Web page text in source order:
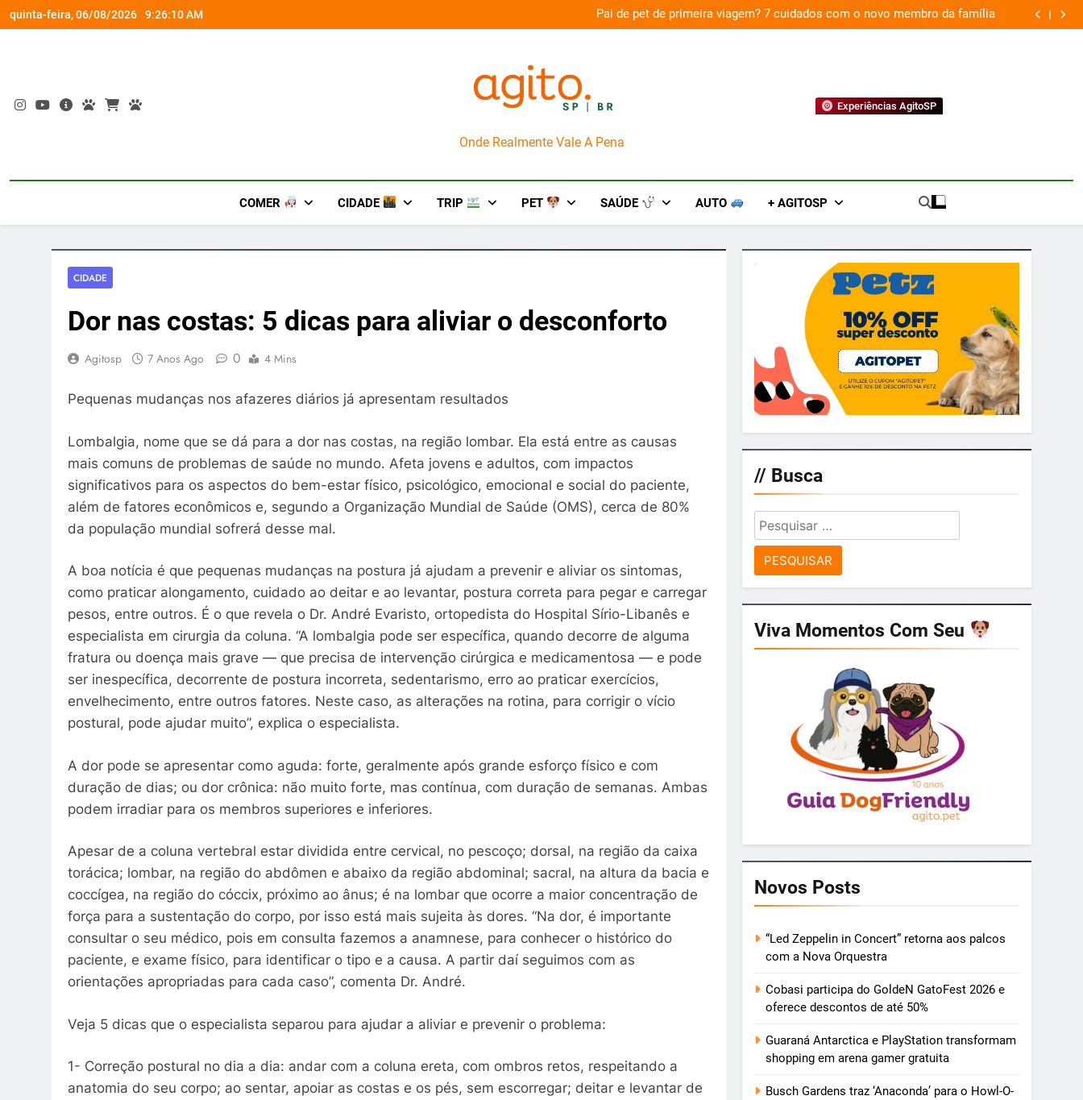
Skip
to
quinta-feira, 06/08/2026 9:26:11 AM
gamer gratuita Pai de pet de primeira viagem? 7 cuidados com o novo membro da família
AgitoSP
Onde Realmente Vale A Pena
Experiências AgitoSP
COMER CIDADE TRIP PET SAÚDE AUTO + AGITOSP
CIDADE
Dor nas costas: 5 dicas para aliviar o desconforto
Agitosp 7 Anos Ago 0 4 Mins
Pequenas mudanças nos afazeres diários já apresentam resultados
Lombalgia, nome que se dá para a dor nas costas, na região lombar. Ela está entre as causas
mais comuns de problemas de saúde no mundo. Afeta jovens e adultos, com impactos
significativos para os aspectos do bem-estar físico, psicológico, emocional e social do paciente,
além de fatores econômicos e, segundo a Organização Mundial de Saúde (OMS), cerca de 80%
da população mundial sofrerá desse mal.
A boa notícia é que pequenas mudanças na postura já ajudam a prevenir e aliviar os sintomas,
como praticar alongamento, cuidado ao deitar e ao levantar, postura correta para pegar e carregar
pesos, entre outros. É o que revela o Dr. André Evaristo, ortopedista do Hospital Sírio-Libanês e
especialista em cirurgia da coluna. “A lombalgia pode ser específica, quando decorre de alguma
fratura ou doença mais grave — que precisa de intervenção cirúrgica e medicamentosa — e pode
ser inespecífica, decorrente de postura incorreta, sedentarismo, erro ao praticar exercícios,
envelhecimento, entre outros fatores. Neste caso, as alterações na rotina, para corrigir o vício
postural, pode ajudar muito”, explica o especialista.
A dor pode se apresentar como aguda: forte, geralmente após grande esforço físico e com
duração de dias; ou dor crônica: não muito forte, mas contínua, com duração de semanas. Ambas
podem irradiar para os membros superiores e inferiores.
Apesar de a coluna vertebral estar dividida entre cervical, no pescoço; dorsal, na região da caixa
torácica; lombar, na região do abdômen e abaixo da região abdominal; sacral, na altura da bacia e
coccígea, na região do cóccix, próximo ao ânus; é na lombar que ocorre a maior concentração de
força para a sustentação do corpo, por isso está mais sujeita às dores. “Na dor, é importante
consultar o seu médico, pois em consulta fazemos a anamnese, para conhecer o histórico do
paciente, e exame físico, para identificar o tipo e a causa. A partir daí seguimos com as
orientações apropriadas para cada caso”, comenta Dr. André.
Veja 5 dicas que o especialista separou para ajudar a aliviar e prevenir o problema:
1- Correção postural no dia a dia: andar com a coluna ereta, com ombros retos, respeitando a
anatomia do seu corpo; ao sentar, apoiar as costas e os pés, sem escorregar; deitar e levantar de
// Busca
Pesquisar
por:
Viva Momentos Com Seu
Novos Posts
“Led Zeppelin in Concert” retorna aos palcos
com a Nova Orquestra
Cobasi participa do GoldeN GatoFest 2026 e
oferece descontos de até 50%
Guaraná Antarctica e PlayStation transformam
shopping em arena gamer gratuita
Busch Gardens traz ‘Anaconda’ para o Howl-O-